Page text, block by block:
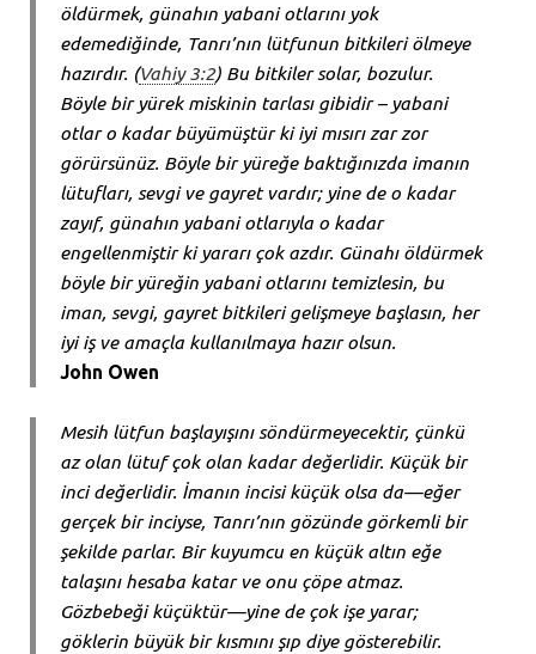
öldürmek, günahın yabani otlarını yok
edemediğinde, Tanrı’nın lütfunun bitkileri ölmeye
hazırdır. (Vahiy 3:2) Bu bitkiler solar, bozulur.
Böyle bir yürek miskinin tarlası gibidir – yabani
otlar o kadar büyümüştür ki iyi mısırı zar zor
görürsünüz. Böyle bir yüreğe baktığınızda imanın
lütufları, sevgi ve gayret vardır; yine de o kadar
zayıf, günahın yabani otlarıyla o kadar
engellenmiştir ki yararı çok azdır. Günahı öldürmek
böyle bir yüreğin yabani otlarını temizlesin, bu
iman, sevgi, gayret bitkileri gelişmeye başlasın, her
iyi iş ve amaçla kullanılmaya hazır olsun.
John Owen
Mesih lütfun başlayışını söndürmeyecektir, çünkü
az olan lütuf çok olan kadar değerlidir. Küçük bir
inci değerlidir. İmanın incisi küçük olsa da—eğer
gerçek bir inciyse, Tanrı’nın gözünde görkemli bir
şekilde parlar. Bir kuyumcu en küçük altın eğe
talaşını hesaba katar ve onu çöpe atmaz.
Gözbebeği küçüktür—yine de çok işe yarar;
göklerin büyük bir kısmını şıp diye gösterebilir.